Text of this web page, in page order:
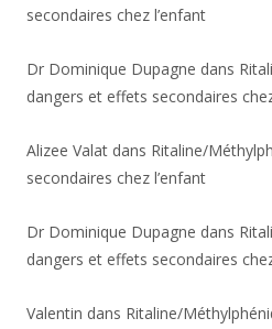
secondaires chez l’enfant
Dr Dominique Dupagne dans
dangers et effets secondaires
Alizee Valat dans Ritaline/
secondaires chez l’enfant
Dr Dominique Dupagne dans
dangers et effets secondaires
Valentin dans Ritaline/